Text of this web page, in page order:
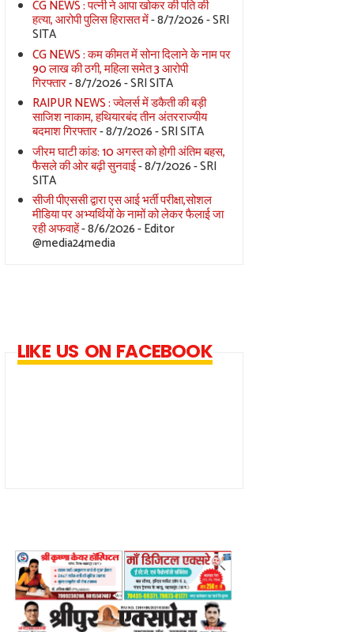
CG NEWS : पत्नी ने आपा खोकर की पति की
हत्या, आरोपी पुलिस हिरासत में- 8/7/2026- SRI
SITA
CG NEWS : कम कीमत में सोना दिलाने के नाम पर
90 लाख की ठगी, महिला समेत 3 आरोपी
गिरफ्तार- 8/7/2026- SRI SITA
RAIPUR NEWS : ज्वेलर्स में डकैती की बड़ी
साजिश नाकाम, हथियारबंद तीन अंतरराज्यीय
बदमाश गिरफ्तार- 8/7/2026- SRI SITA
जीरम घाटी कांड: 10 अगस्त को होगी अंतिम बहस,
फैसले की ओर बढ़ी सुनवाई- 8/7/2026- SRI
SITA
सीजी पीएससी द्वारा एस आई भर्ती परीक्षा,सोशल
मीडिया पर अभ्यर्थियों के नामों को लेकर फैलाई जा
रही अफवाहें- 8/6/2026- Editor
@media24media
LIKE US ON FACEBOOK